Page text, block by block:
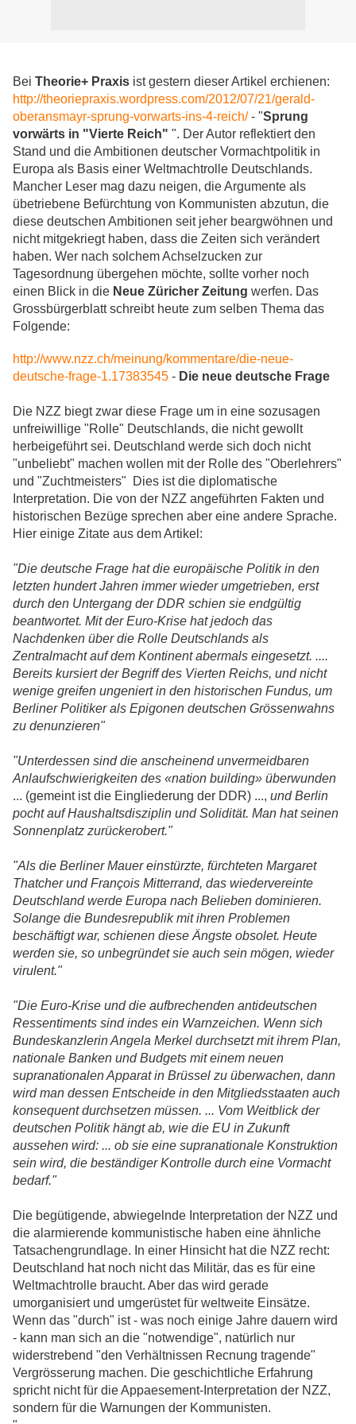
Bei Theorie+ Praxis ist gestern dieser Artikel erchienen:
http://theoriepraxis.wordpress.com/2012/07/21/gerald-
oberansmayr-sprung-vorwarts-ins-4-reich/- "Sprung
vorwärts in "Vierte Reich" ". Der Autor reflektiert den
Stand und die Ambitionen deutscher Vormachtpolitik in
Europa als Basis einer Weltmachtrolle Deutschlands.
Mancher Leser mag dazu neigen, die Argumente als
übetriebene Befürchtung von Kommunisten abzutun, die
diese deutschen Ambitionen seit jeher beargwöhnen und
nicht mitgekriegt haben, dass die Zeiten sich verändert
haben. Wer nach solchem Achselzucken zur
Tagesordnung übergehen möchte, sollte vorher noch
einen Blick in die Neue Züricher Zeitung werfen. Das
Grossbürgerblatt schreibt heute zum selben Thema das
Folgende:
http://www.nzz.ch/meinung/kommentare/die-neue-
deutsche-frage-1.17383545 - Die neue deutsche Frage
Die NZZ biegt zwar diese Frage um in eine sozusagen
unfreiwillige "Rolle" Deutschlands, die nicht gewollt
herbeigeführt sei. Deutschland werde sich doch nicht
"unbeliebt" machen wollen mit der Rolle des "Oberlehrers"
und "Zuchtmeisters" Dies ist die diplomatische
Interpretation. Die von der NZZ angeführten Fakten und
historischen Bezüge sprechen aber eine andere Sprache.
Hier einige Zitate aus dem Artikel:
"Die deutsche Frage hat die europäische Politik in den
letzten hundert Jahren immer wieder umgetrieben, erst
durch den Untergang der DDR schien sie endgültig
beantwortet. Mit der Euro-Krise hat jedoch das
Nachdenken über die Rolle Deutschlands als
Zentralmacht auf dem Kontinent abermals eingesetzt. ....
Bereits kursiert der Begriff des Vierten Reichs, und nicht
wenige greifen ungeniert in den historischen Fundus, um
Berliner Politiker als Epigonen deutschen Grössenwahns
zu denunzieren"
"Unterdessen sind die anscheinend unvermeidbaren
Anlaufschwierigkeiten des «nation building» überwunden
... (gemeint ist die Eingliederung der DDR) ..., und Berlin
pocht auf Haushaltsdisziplin und Solidität. Man hat seinen
Sonnenplatz zurückerobert."
"Als die Berliner Mauer einstürzte, fürchteten Margaret
Thatcher und François Mitterrand, das wiedervereinte
Deutschland werde Europa nach Belieben dominieren.
Solange die Bundesrepublik mit ihren Problemen
beschäftigt war, schienen diese Ängste obsolet. Heute
werden sie, so unbegründet sie auch sein mögen, wieder
virulent."
"Die Euro-Krise und die aufbrechenden antideutschen
Ressentiments sind indes ein Warnzeichen. Wenn sich
Bundeskanzlerin Angela Merkel durchsetzt mit ihrem Plan,
nationale Banken und Budgets mit einem neuen
supranationalen Apparat in Brüssel zu überwachen, dann
wird man dessen Entscheide in den Mitgliedsstaaten auch
konsequent durchsetzen müssen. ... Vom Weitblick der
deutschen Politik hängt ab, wie die EU in Zukunft
aussehen wird: ... ob sie eine supranationale Konstruktion
sein wird, die beständiger Kontrolle durch eine Vormacht
bedarf."
Die begütigende, abwiegelnde Interpretation der NZZ und
die alarmierende kommunistische haben eine ähnliche
Tatsachengrundlage. In einer Hinsicht hat die NZZ recht:
Deutschland hat noch nicht das Militär, das es für eine
Weltmachtrolle braucht. Aber das wird gerade
umorganisiert und umgerüstet für weltweite Einsätze.
Wenn das "durch" ist - was noch einige Jahre dauern wird
- kann man sich an die "notwendige", natürlich nur
widerstrebend "den Verhältnissen Recnung tragende"
Vergrösserung machen. Die geschichtliche Erfahrung
spricht nicht für die Appaesement-Interpretation der NZZ,
sondern für die Warnungen der Kommunisten.